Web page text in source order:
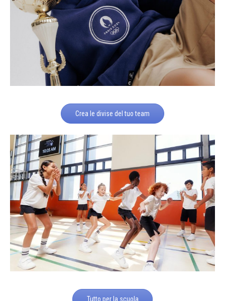
Crea le divise del tuo team
Tutto per la scuola